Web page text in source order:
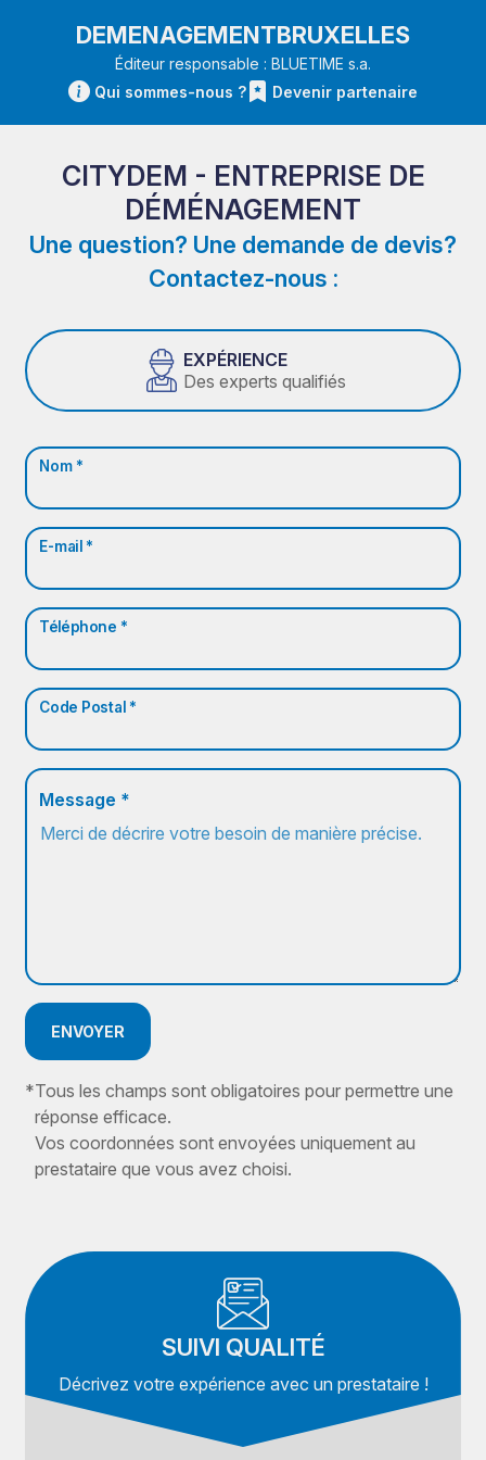
DEMENAGEMENTBRUXELLES
Éditeur responsable : BLUETIME s.a.
Qui sommes-nous ?
Devenir partenaire
CITYDEM - ENTREPRISE DE
DÉMÉNAGEMENT
Une question? Une demande de devis?
Contactez-nous :
EXPÉRIENCE
Des experts qualifiés
Nom *
E-mail *
Téléphone *
Code Postal *
Message *
ENVOYER
*Tous les champs sont obligatoires pour permettre une
réponse efficace.
Vos coordonnées sont envoyées uniquement au
prestataire que vous avez choisi.
SUIVI QUALITÉ
Décrivez votre expérience avec un prestataire !